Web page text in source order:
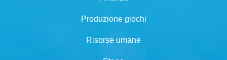
Produzione giochi
Risorse umane